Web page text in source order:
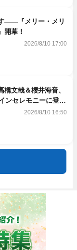
――『メリー・メリ
開幕！
2026/8/10 17:00
文哉＆櫻井海音、
ンセレモニーに登場
2026/8/10 16:50